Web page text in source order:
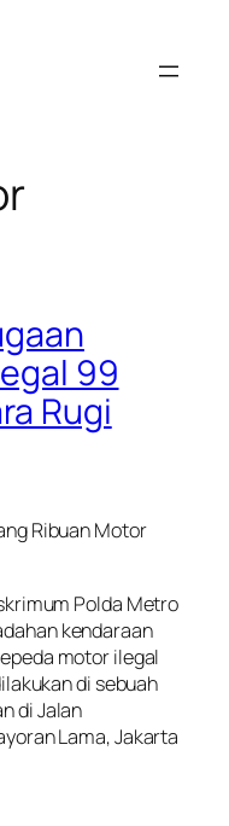
99
Rugi
Ribuan Motor
Polda Metro
kendaraan
motor ilegal
di sebuah
di Jalan
Lama, Jakarta